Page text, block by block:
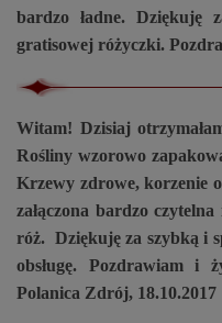
bardzo ładne. Dziękuję
gratisowej różyczki.
Witam! Dzisiaj
Rośliny wzorowo
Krzewy zdrowe, korzenie
załączona bardzo
róż. Dziękuję za szybką i
obsługę. Pozdrawiam i
Polanica Zdrój, 18.10.2017